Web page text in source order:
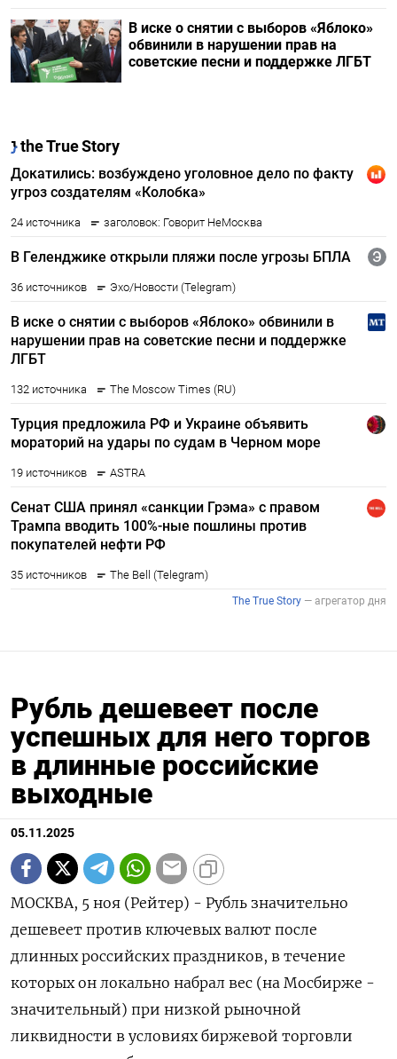
В иске о снятии с выборов «Яблоко»
обвинили в нарушении прав на
советские песни и поддержке ЛГБТ
Рубль дешевеет после
успешных для него торгов
в длинные российские
выходные
05.11.2025
МОСКВА, 5 ноя (Рейтер) - Рубль значительно
дешевеет против ключевых валют после
длинных российских праздников, в течение
которых он локально набрал вес (на Мосбирже -
значительный) при низкой рыночной
ликвидности в условиях биржевой торговли